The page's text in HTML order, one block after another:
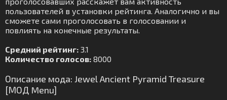
пользователей в установки рейтинга. Аналогично и вы
сможете сами проголосовать в голосовании и
повлиять на конечные результаты.
Средний рейтинг: 3.1
Количество голосов: 8000
Описание мода: Jewel Ancient Pyramid Treasure
[МОД Menu]